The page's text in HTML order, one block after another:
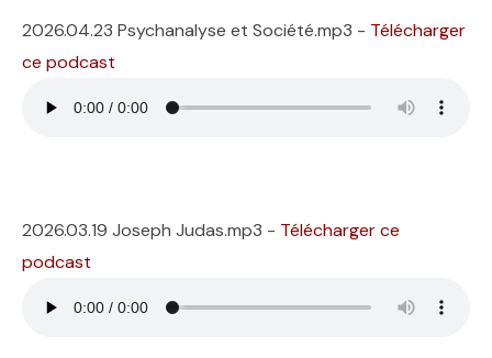
2026.04.23 Psychanalyse et Société.mp3 - Télécharger
ce podcast
2026.03.19 Joseph Judas.mp3 - Télécharger ce
podcast